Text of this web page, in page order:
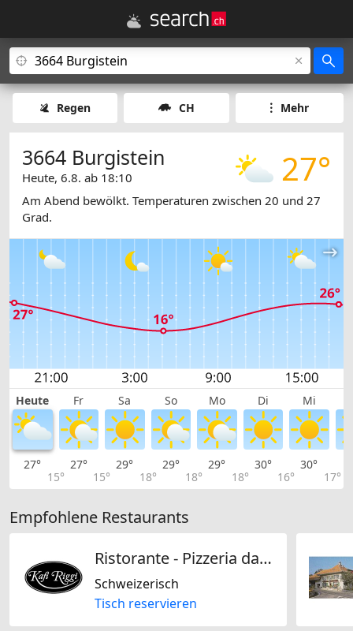
Regen CH Mehr
27°
3664 Burgistein
Heute, 6.8. ab 18:10
Am Abend bewölkt. Temperaturen zwischen 20 und 27
Grad.
Heute Fr Sa So Mo Di Mi
27°
15°
27°
15°
29°
18°
29°
18°
29°
18°
30°
16°
30°
17°
Empfohlene Restaurants
Ristorante - Pizzeria da Fabio Kafi Riggi
Schweizerisch
Tisch reservieren